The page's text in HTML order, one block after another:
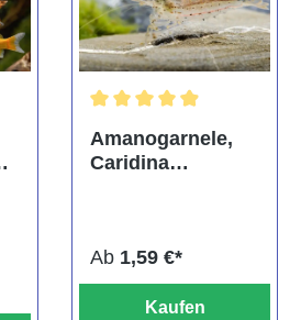
Amanogarnele,
Caridina
Ab 1,59 €*
Kaufen